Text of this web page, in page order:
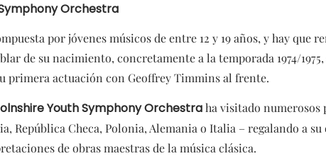
Orchestra
por jóvenes músicos de entre 12 y 19 años, y hay que
de su nacimiento, concretamente a la temporada 1974/
primera actuación con Geoffrey Timmins al frente.
Youth Symphony Orchestraha visitado numerosos
República Checa, Polonia, Alemania o Italia – regalando a su
de obras maestras de la música clásica.